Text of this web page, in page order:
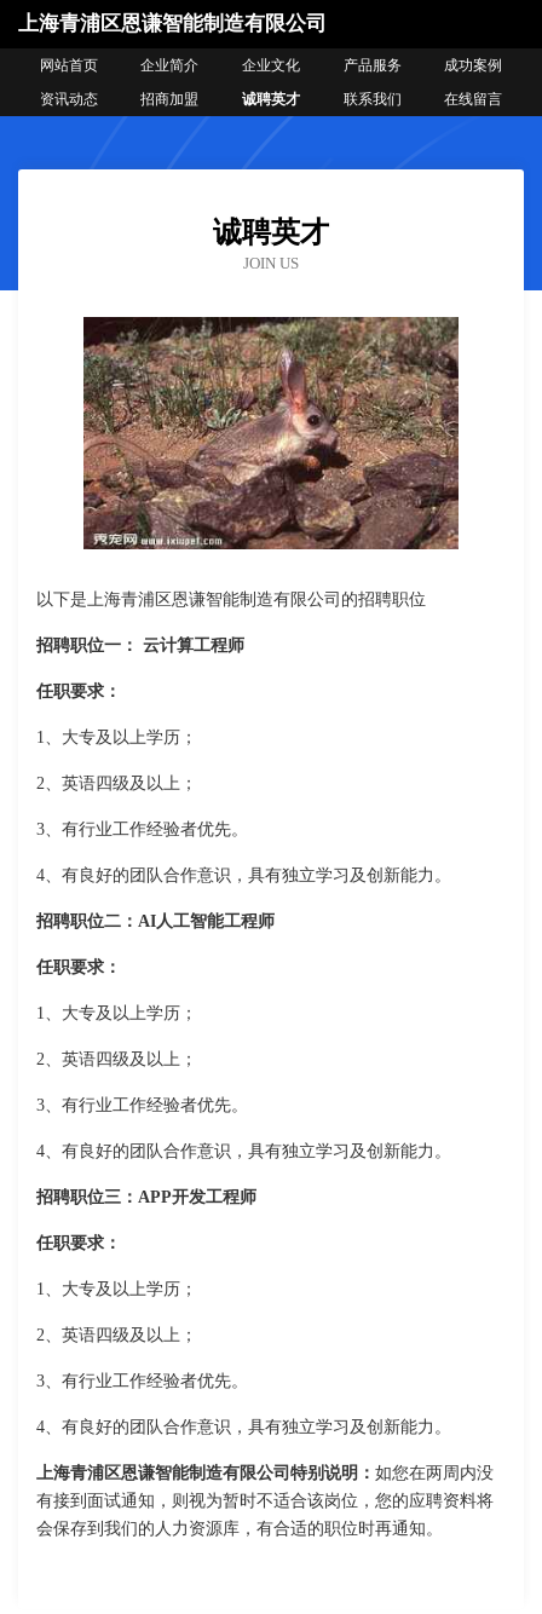
上海青浦区恩谦智能制造有限公司
网站首页 企业简介 企业文化 产品服务
成功案例
资讯动态
招商加盟 诚聘英才 联系我们 在线留言
诚聘英才
JOIN US
以下是上海青浦区恩谦智能制造有限公司的招聘职位
招聘职位一： 云计算工程师
任职要求：
1、大专及以上学历；
2、英语四级及以上；
3、有行业工作经验者优先。
4、有良好的团队合作意识，具有独立学习及创新能力。
招聘职位二：AI人工智能工程师
任职要求：
1、大专及以上学历；
2、英语四级及以上；
3、有行业工作经验者优先。
4、有良好的团队合作意识，具有独立学习及创新能力。
招聘职位三：APP开发工程师
任职要求：
1、大专及以上学历；
2、英语四级及以上；
3、有行业工作经验者优先。
4、有良好的团队合作意识，具有独立学习及创新能力。
上海青浦区恩谦智能制造有限公司特别说明： 如您在两周内没
有接到面试通知，则视为暂时不适合该岗位，您的应聘资料将
会保存到我们的人力资源库，有合适的职位时再通知。